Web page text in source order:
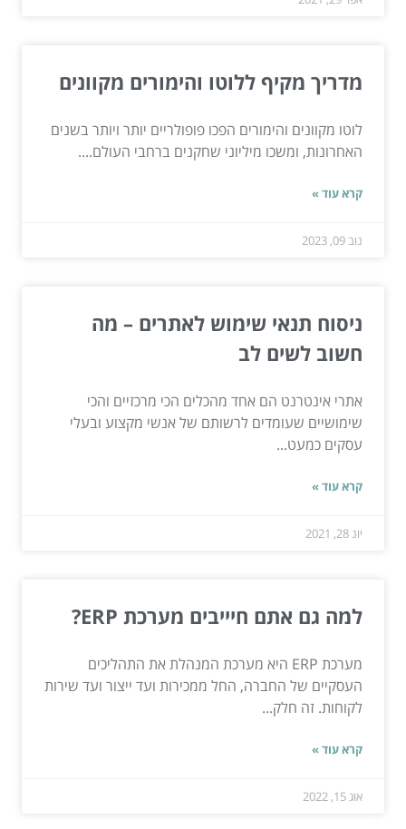
מדריך מקיף ללוטו והימורים מקוונים
לוטו מקוונים והימורים הפכו פופולריים יותר ויותר בשנים
האחרונות, ומשכו מיליוני שחקנים ברחבי העולם....
קרא עוד »
נוב 09, 2023
ניסוח תנאי שימוש לאתרים – מה
חשוב לשים לב
אתרי אינטרנט הם אחד מהכלים הכי מרכזיים והכי
שימושיים שעומדים לרשותם של אנשי מקצוע ובעלי
עסקים כמעט...
קרא עוד »
יונ 28, 2021
למה גם אתם חיייבים מערכת ERP?
מערכת ERP היא מערכת המנהלת את התהליכים
העסקיים של החברה, החל ממכירות ועד ייצור ועד שירות
לקוחות. זה חלק...
קרא עוד »
אוג 15, 2022